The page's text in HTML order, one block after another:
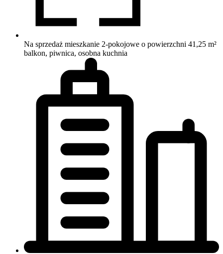
Na sprzedaż mieszkanie 2-pokojowe o powierzchni 41,25 m²
balkon, piwnica, osobna kuchnia